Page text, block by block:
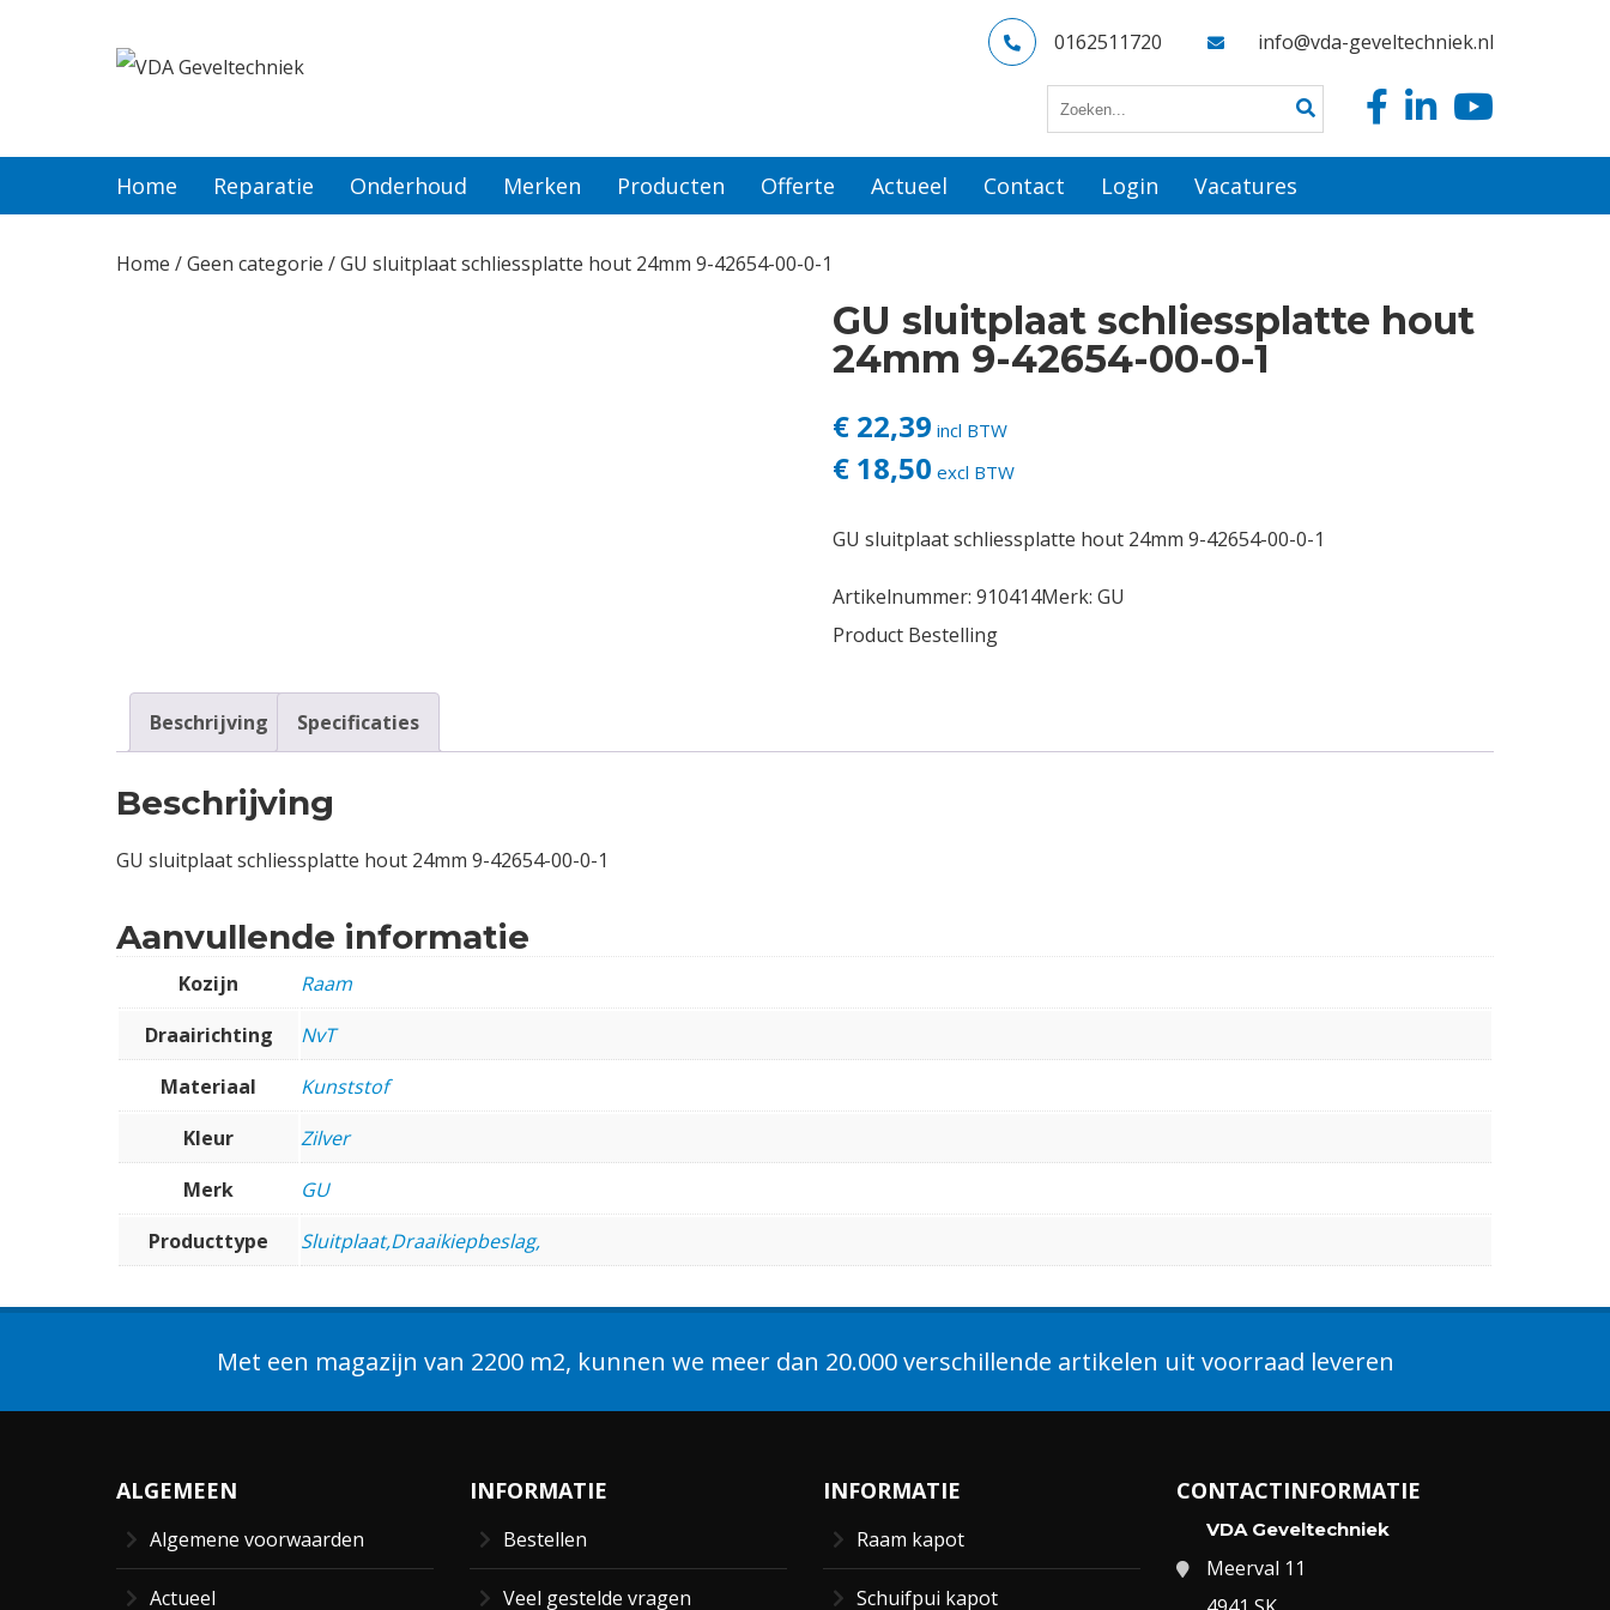
0162511720 info@vda-geveltechniek.nl
Home Reparatie Onderhoud Merken Producten Offerte Actueel Contact Login Vacatures
Home /Geen categorie / GU sluitplaat schliessplatte hout 24mm 9-42654-00-0-1
GU sluitplaat schliessplatte hout
24mm 9-42654-00-0-1
€ 22,39 incl BTW
€ 18,50 excl BTW
GU sluitplaat schliessplatte hout 24mm 9-42654-00-0-1
Artikelnummer: 910414Merk: GU
Product Bestelling
Beschrijving Specificaties
Beschrijving
GU sluitplaat schliessplatte hout 24mm 9-42654-00-0-1
Aanvullende informatie
Kozijn
Raam
Draairichting
NvT
Materiaal
Kunststof
Kleur
Zilver
Merk
GU
Producttype
Sluitplaat,Draaikiepbeslag,
Met een magazijn van 2200 m2, kunnen we meer dan 20.000 verschillende artikelen uit voorraad leveren
ALGEMEEN
Algemene voorwaarden
Actueel
INFORMATIE
Bestellen
Veel gestelde vragen
INFORMATIE
Raam kapot
Schuifpui kapot
CONTACTINFORMATIE
VDA Geveltechniek
Meerval 11